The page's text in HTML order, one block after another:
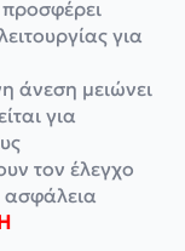
για
άνεση μειώνει
για
τον έλεγχο
ασφάλεια